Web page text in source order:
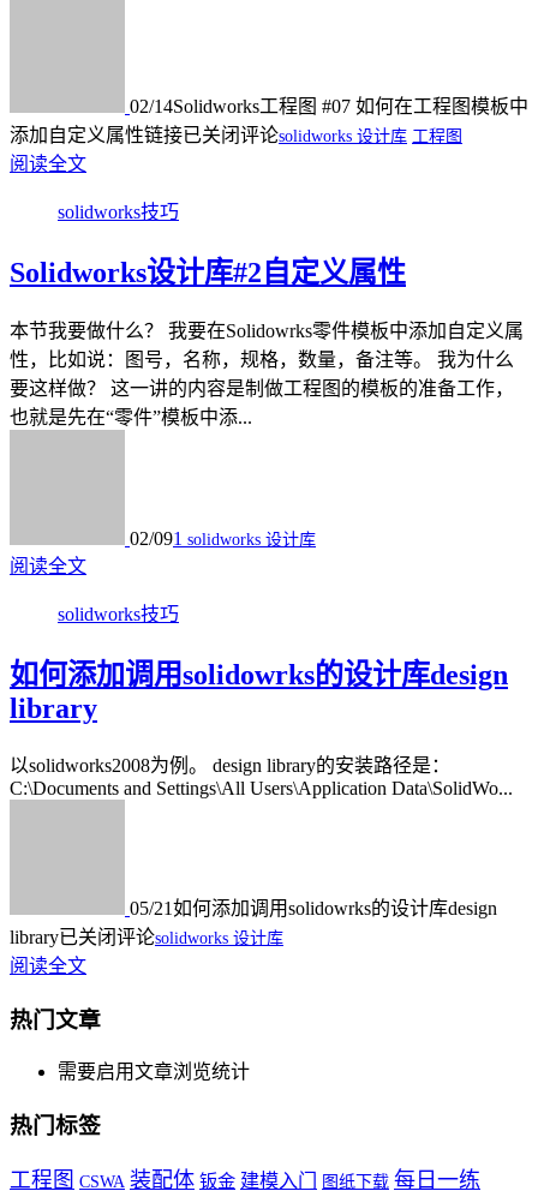
02/14Solidworks工程图 #07 如何在工程图模板中
添加自定义属性链接已关闭评论solidworks 设计库 工程图
阅读全文
solidworks技巧
Solidworks设计库#2自定义属性
本节我要做什么？ 我要在Solidowrks零件模板中添加自定义属
性，比如说：图号，名称，规格，数量，备注等。 我为什么
要这样做？ 这一讲的内容是制做工程图的模板的准备工作，
也就是先在“零件”模板中添...
02/091 solidworks 设计库
阅读全文
solidworks技巧
如何添加调用solidowrks的设计库design
library
以solidworks2008为例。 design library的安装路径是：
C:\Documents and Settings\All Users\Application Data\SolidWo...
05/21如何添加调用solidowrks的设计库design
library已关闭评论solidworks 设计库
阅读全文
热门文章
需要启用文章浏览统计
热门标签
工程图 CSWA 装配体 钣金 建模入门 图纸下载 每日一练